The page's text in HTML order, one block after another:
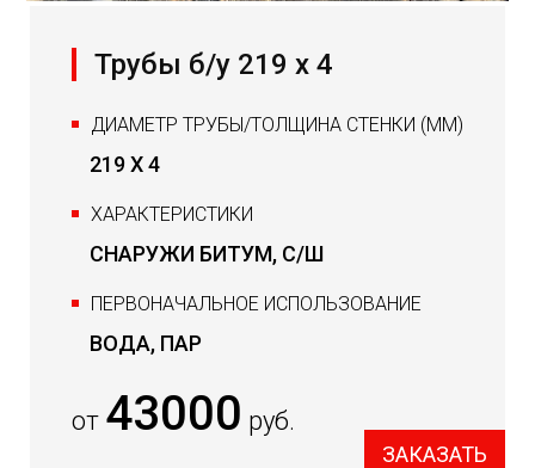
Трубы б/у 219 х 4
ДИАМЕТР ТРУБЫ/ТОЛЩИНА СТЕНКИ (ММ)
219 Х 4
ХАРАКТЕРИСТИКИ
СНАРУЖИ БИТУМ, С/Ш
ПЕРВОНАЧАЛЬНОЕ ИСПОЛЬЗОВАНИЕ
ВОДА, ПАР
от 43000 руб.
ЗАКАЗАТЬ